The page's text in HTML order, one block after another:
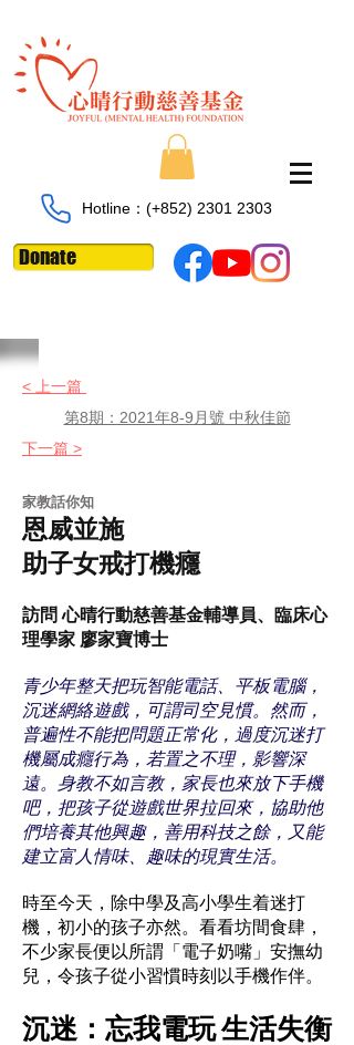
Hotline：​​(+852) 2301 2303
Donate
< 上一篇
第8期：2021年8-9月號 中秋佳節
下一篇 >
家教話你知
恩威並施
助子女戒打機癮
訪問 心晴行動慈善基金輔導員、臨床心
理學家 廖家寶博士
青少年整天把玩智能電話、平板電腦，
沉迷網絡遊戲，可謂司空見慣。然而，
普遍性不能把問題正常化，過度沉迷打
機屬成癮行為，若置之不理，影響深
遠。身教不如言教，家長也來放下手機
吧，把孩子從遊戲世界拉回來，協助他
們培養其他興趣，善用科技之餘，又能
建立富人情味、趣味的現實生活。
時至今天，除中學及高小學生着迷打
機，初小的孩子亦然。看看坊間食肆，
不少家長便以所謂「電子奶嘴」安撫幼
兒，令孩子從小習慣時刻以手機作伴。
沉迷：忘我電玩 生活失衡